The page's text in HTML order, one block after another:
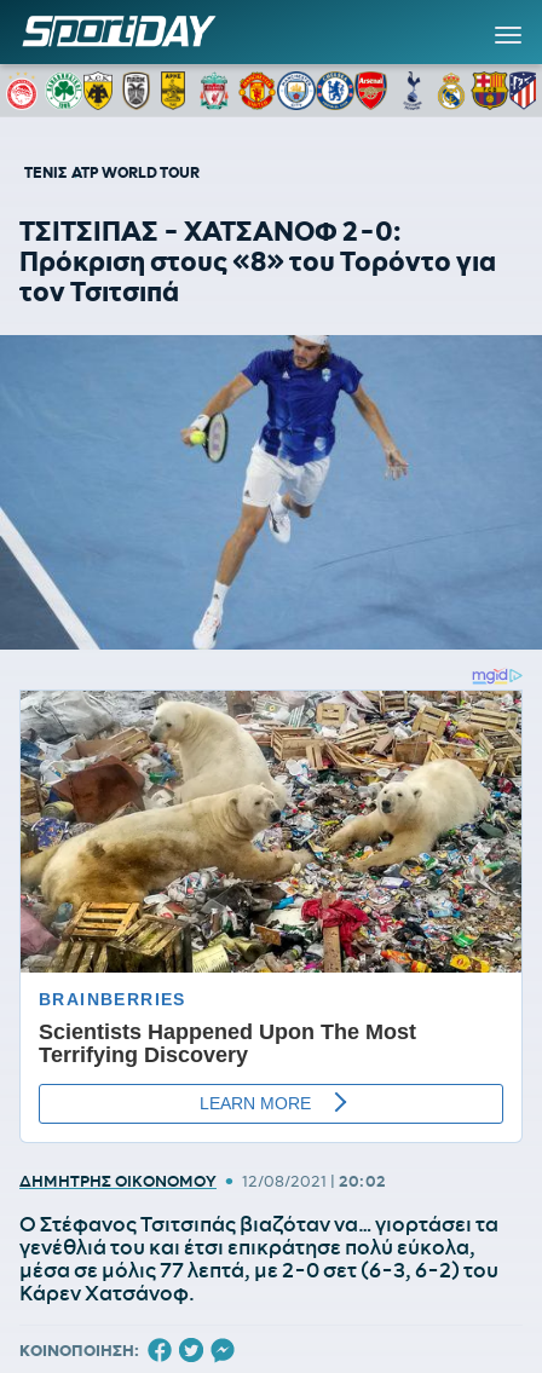
ΤΕΝΙΣ ATP WORLD TOUR
ΤΣΙΤΣΙΠΑΣ - ΧΑΤΣΑΝΟΦ 2-0:
Πρόκριση στους «8» του Τορόντο για
τον Τσιτσιπά
ΔΗΜΗΤΡΗΣ ΟΙΚΟΝΟΜΟΥ • 12/08/2021 | 20:02
Ο Στέφανος Τσιτσιπάς βιαζόταν να… γιορτάσει τα
γενέθλιά του και έτσι επικράτησε πολύ εύκολα,
μέσα σε μόλις 77 λεπτά, με 2-0 σετ (6-3, 6-2) του
Κάρεν Χατσάνοφ.
ΚΟΙΝΟΠΟΙΗΣΗ: